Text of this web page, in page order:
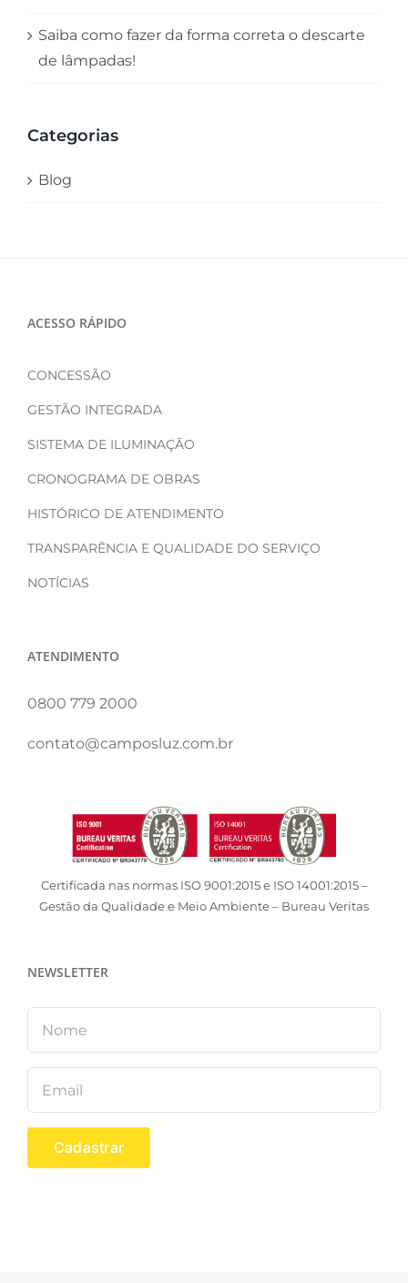
Saiba como fazer da forma correta o descarte
de lâmpadas!
Categorias
Blog
ACESSO RÁPIDO
CONCESSÃO
GESTÃO INTEGRADA
SISTEMA DE ILUMINAÇÃO
CRONOGRAMA DE OBRAS
HISTÓRICO DE ATENDIMENTO
TRANSPARÊNCIA E QUALIDADE DO SERVIÇO
NOTÍCIAS
ATENDIMENTO
0800 779 2000
contato@camposluz.com.br
Certificada nas normas ISO 9001:2015 e ISO 14001:2015 –
Gestão da Qualidade e Meio Ambiente – Bureau Veritas
NEWSLETTER